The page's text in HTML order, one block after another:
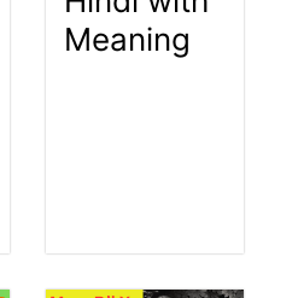
Meaning